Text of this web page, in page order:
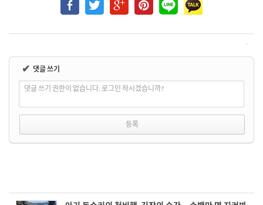
✔ 댓글 쓰기
댓글 쓰기 권한이 없습니다. 로그인 하시겠습니까?